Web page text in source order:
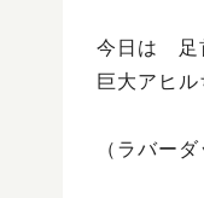
今日は 足
巨大アヒ
（ラバー